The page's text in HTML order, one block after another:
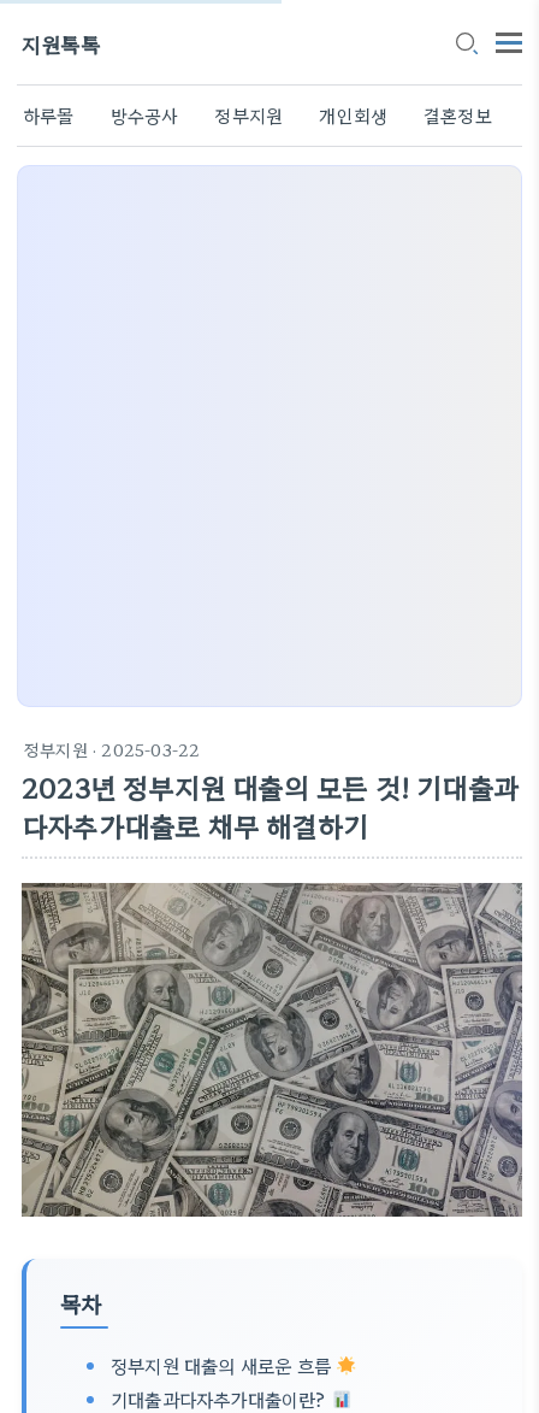
지원톡톡
하루몰 방수공사 정부지원 개인회생 결혼정보
정부지원 · 2025-03-22
2023년 정부지원 대출의 모든 것! 기대출과
다자추가대출로 채무 해결하기
목차
정부지원 대출의 새로운 흐름
기대출과다자추가대출이란?